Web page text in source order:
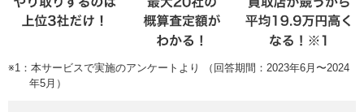
※1：本サービスで実施のアンケートより （回答期間：2023年6月〜2024
年5月）